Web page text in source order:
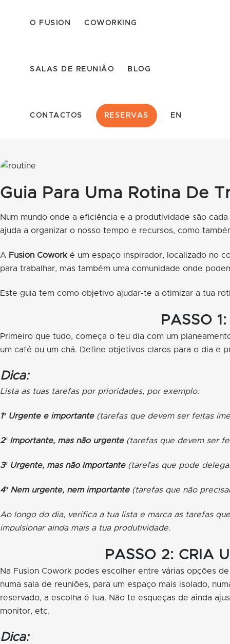
O FUSION COWORKING
SALAS DE REUNIÃO BLOG
CONTACTOS RESERVAS EN
Guia Para Uma Rotina De
Num mundo onde a eficiência e a produtividade são
ajuda a organizar o nosso tempo e recursos, como
A Fusion Coworké um espaço inspirador, localizado no
para trabalhar, mas também uma comunidade onde
Este guia tem como objetivo ajudar-te a otimizar a tua
PASSO
Primeiro que tudo, começa o teu dia com um
um café ou um chá. Define objetivos claros para o dia e
Dica:
Lista as tuas tarefas por prioridades, por exemplo:
1º Urgente e importante(tarefas que devem ser feitas
2º Importante, mas não urgente(tarefas que devem ser
3º Urgente, mas não importante(tarefas que pode
4º Nem urgente, nem importante(tarefas que não
Ao longo do dia, verifica a tua lista e marca as tarefas
impulsionar ainda mais a tua produtividade.
PASSO 2: CRIA
Na Fusion Cowork podes escolher entre várias opções
numa sala de reuniões, para um espaço mais isolado,
reservado, a escolha é tua. Não te esqueças de ainda
monitor, etc.
Dica: